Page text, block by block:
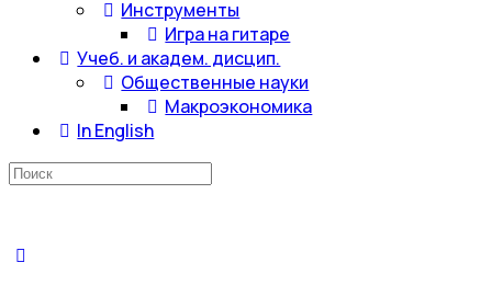
Инструменты
Игра на гитаре
Учеб. и академ. дисцип.
Общественные науки
Макроэкономика
In English
Искать: